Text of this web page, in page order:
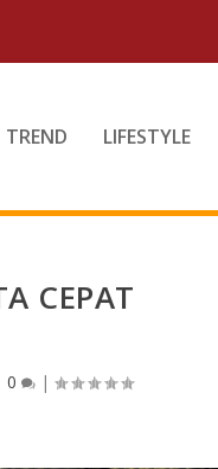
TREND LIFESTYLE
CEPAT
0 |